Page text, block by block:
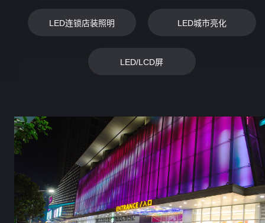
LED连锁店装照明 LED城市亮化
LED/LCD屏